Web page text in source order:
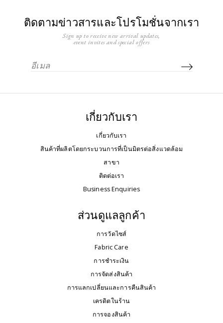
ติดตามข่าวสารและโปรโมชั่นจากเรา
Sign up to receive new arrival updates,
event invites and special offers
เกี่ยวกับเรา
เกี่ยวกับเรา
สินค้าที่ผลิตโดยกระบวนการที่เป็นมิตรต่อสิ่งแวดล้อม
สาขา
ติดต่อเรา
Business Enquiries
ส่วนดูแลลูกค้า
การวัดไซส์
Fabric Care
การชำระเงิน
การจัดส่งสินค้า
การแลกเปลี่ยนและการคืนสินค้า
เครดิตในร้าน
การจองสินค้า